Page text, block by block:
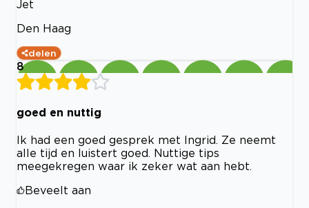
Jet
Den Haag
delen
8
goed en nuttig
Ik had een goed gesprek met Ingrid. Ze neemt
alle tijd en luistert goed. Nuttige tips
meegekregen waar ik zeker wat aan hebt.
Beveelt aan